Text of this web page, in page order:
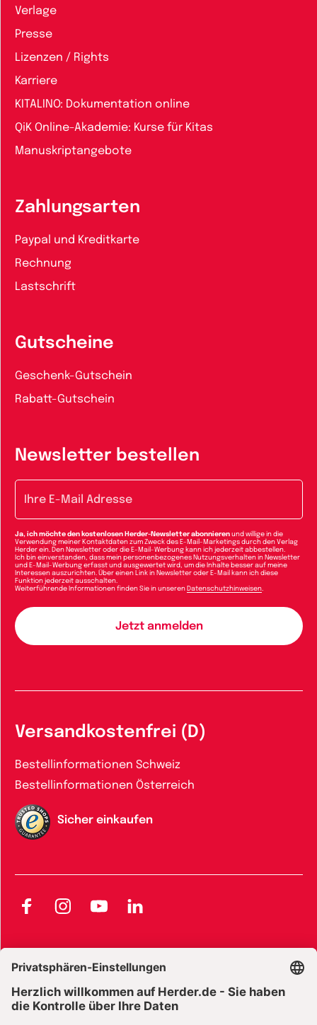
Verlage
Presse
Lizenzen / Rights
Karriere
KITALINO: Dokumentation online
QiK Online-Akademie: Kurse für Kitas
Manuskriptangebote
Zahlungsarten
Paypal und Kreditkarte
Rechnung
Lastschrift
Gutscheine
Geschenk-Gutschein
Rabatt-Gutschein
Newsletter bestellen
Ja, ich möchte den kostenlosen Herder-Newsletter abonnieren und willige in die
Verwendung meiner Kontaktdaten zum Zweck des E-Mail-Marketings durch den Verlag
Herder ein. Den Newsletter oder die E-Mail-Werbung kann ich jederzeit abbestellen.
Ich bin einverstanden, dass mein personenbezogenes Nutzungsverhalten in Newsletter
und E-Mail-Werbung erfasst und ausgewertet wird, um die Inhalte besser auf meine
Interessen auszurichten. Über einen Link in Newsletter oder E-Mail kann ich diese
Funktion jederzeit ausschalten.
Weiterführende Informationen finden Sie in unseren Datenschutzhinweisen.
Versandkostenfrei (D)
Bestellinformationen Schweiz
Bestellinformationen Österreich
Sicher einkaufen
FacebookInstagramYouTubeLinkedIn
Widerrufsbelehrung E-Books
Widerrufsbelehrung Zeitschriften Datenschutz
Datenschutz Social Media Barrierefreiheit